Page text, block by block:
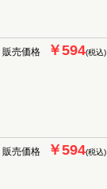
販売価格 ￥594(税込)
販売価格 ￥594(税込)